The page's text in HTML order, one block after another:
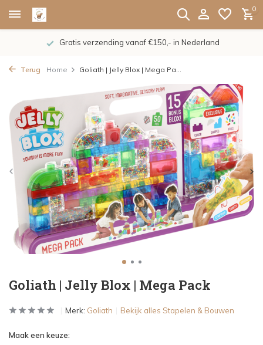
0
Gratis verzending vanaf €150,- in Nederland
Terug Home Goliath | Jelly Blox | Mega Pa...
Goliath | Jelly Blox | Mega Pack
Merk: Goliath Bekijk alles Stapelen & Bouwen
Maak een keuze: